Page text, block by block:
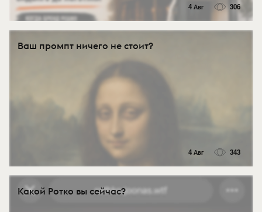
4 Авг 306
Ваш промпт ничего не стоит?
4 Авг 343
Какой Ротко вы сейчас?